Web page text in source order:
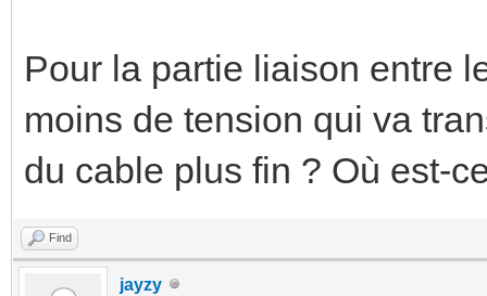
Pour la partie liaison entre
moins de tension qui va
du cable plus fin ? Où est-
Find
jayzy